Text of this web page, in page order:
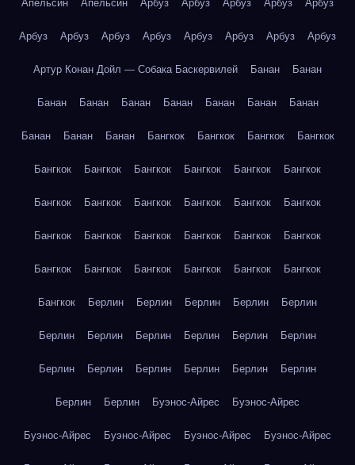
Апельсин Апельсин Арбуз Арбуз Арбуз Арбуз Арбуз
Арбуз Арбуз Арбуз Арбуз Арбуз Арбуз Арбуз Арбуз
Артур Конан Дойл — Собака Баскервилей Банан Банан
Банан Банан Банан Банан Банан Банан Банан
Банан Банан Банан Бангкок Бангкок Бангкок Бангкок
Бангкок Бангкок Бангкок Бангкок Бангкок Бангкок
Бангкок Бангкок Бангкок Бангкок Бангкок Бангкок
Бангкок Бангкок Бангкок Бангкок Бангкок Бангкок
Бангкок Бангкок Бангкок Бангкок Бангкок Бангкок
Бангкок Берлин Берлин Берлин Берлин Берлин
Берлин Берлин Берлин Берлин Берлин Берлин
Берлин Берлин Берлин Берлин Берлин Берлин
Берлин Берлин Буэнос-Айрес Буэнос-Айрес
Буэнос-Айрес Буэнос-Айрес Буэнос-Айрес Буэнос-Айрес